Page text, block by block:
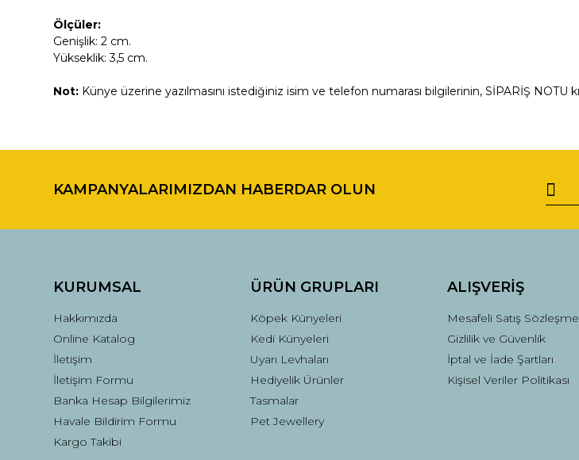
Ölçüler:
Genişlik: 2 cm.
Yükseklik: 3,5 cm.
Not: Künye üzerine yazılmasını istediğiniz isim ve telefon numarası bilgilerinin, SİPARİŞ
Yorum Yaz
Görüş ve önerileriniz için teşekkür ederiz.
Ürün resmi kalitesiz, bozuk veya görüntülenemiyor.
Ürün bilgilerinde hatalar bulunuyor.
Bu ürüne benzer farklı alternatifler olmalı.
Gönder
KAMPANYALARIMIZDAN HABERDAR OLUN
KURUMSAL
Hakkımızda
Online Katalog
İletişim
İletişim Formu
Banka Hesap Bilgilerimiz
Havale Bildirim Formu
Kargo Takibi
ÜRÜN GRUPLARI
Köpek Künyeleri
Kedi Künyeleri
Uyarı Levhaları
Hediyelik Ürünler
Tasmalar
Pet Jewellery
ALIŞVERİŞ
Mesafeli Satış
Gizlilik ve Güvenlik
İptal ve İade Şartları
Kişisel Veriler Politikası